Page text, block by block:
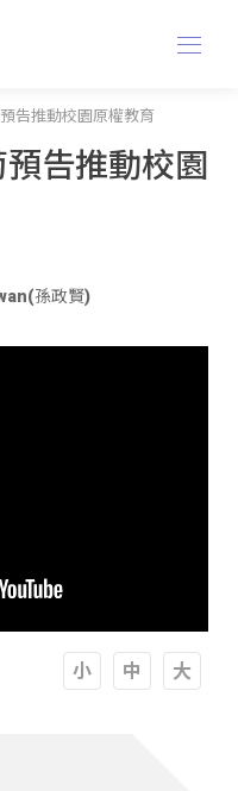
告推動校園原權教育
告推動校園
孫政賢)